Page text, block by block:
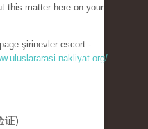
this matter here on your
şirinevler escort -
nakliyat.org/
证)